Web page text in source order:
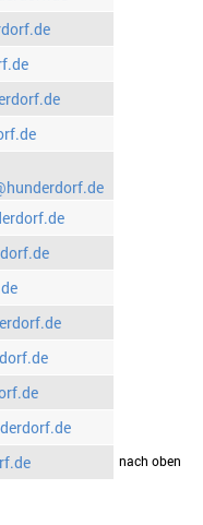
drucken nach oben